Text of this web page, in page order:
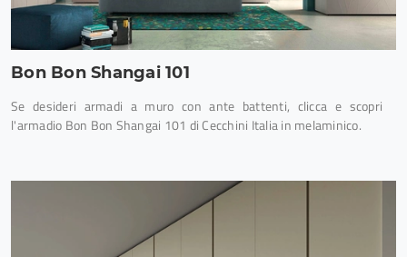
Bon Bon Shangai 101
Se desideri armadi a muro con ante battenti, clicca e scopri
l'armadio Bon Bon Shangai 101 di Cecchini Italia in melaminico.